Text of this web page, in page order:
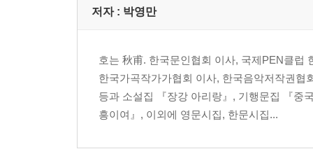
뱀내
여우고개
생매산아 생매산아
생매산 나무꾼
모래고개
저자 : 박영만
호는 秋甫. 한국문인협회 이사, 국제PEN클럽
한국가곡작가가협회 이사, 한국음악저작권
등과 소설집 『장강 아리랑』, 기행문집 『중
흥이여』, 이외에 영문시집, 한문시집...